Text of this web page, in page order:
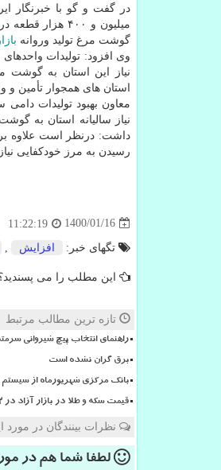
گوشت مرغ تولید وروانه بازار
استان های همجوار تأمین
معاون بهبود تولیدات
داشت: درنظر است علاوه بر
رسیدن به مرز خودکفایی نیاز به
1400/01/16
11:22:19
تگهای خبر: افزایش
این مطلب را می
تازه ترین مطالب مرتبط
راهنمای انتخاب پیچ شیروانی
برق گران نشده است
بانک مرکزی شهریورماه از سیستم
قیمت سکه و طلا در بازار آزاد در ۱۲ مرداد ۱۴۰۵
نظرات بینندگان در
لطفا شما همدر